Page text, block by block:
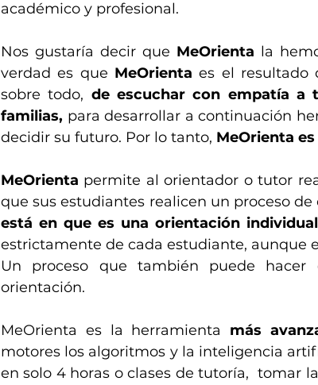
académico y profesional.
Nos gustaría decir que MeOrienta la
verdad es que MeOrienta es el resultado
sobre todo, de escuchar con empatía a
familias, para desarrollar a continuación
decidir su futuro. Por lo tanto, MeOrienta
MeOrienta permite al orientador o tutor
que sus estudiantes realicen un proceso de
está en que es una orientación
estrictamente de cada estudiante, aunque
Un proceso que también puede
orientación.
MeOrienta es la herramienta más
motores los algoritmos y la inteligencia
en solo 4 horas o clases de tutoría,  tomar